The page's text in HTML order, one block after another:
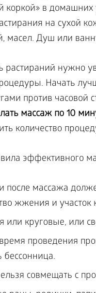
коркой» в
на сухой
масел. Душ или
растираний нужно
Начать
против часовой
массаж по 10
количество
эффективного
после массажа
жжения и
или круговые, или
проведения
бессонница.
совмещать с